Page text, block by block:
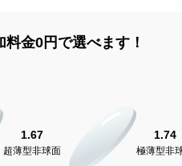
金0円で選べます！
1.67
超薄型非球面
1.74
極薄型非